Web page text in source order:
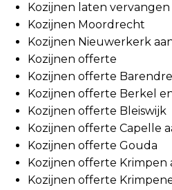
Kozijnen laten
Kozijnen Moordrecht
Kozijnen Nieuwerkerk
Kozijnen offerte
Kozijnen offerte
Kozijnen offerte Berkel
Kozijnen offerte Bleiswijk
Kozijnen offerte Capelle
Kozijnen offerte Gouda
Kozijnen offerte Krimpen
Kozijnen offerte